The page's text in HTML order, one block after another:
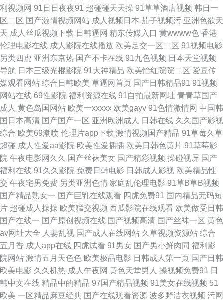
好福利 综合色图影音先锋 91熟妇视频在线 免费h日韩欧美 日韩欧美A片 香
蕉视频污 91超碰在线人人 ay日韩映画在线 国产91探花视频 黄色九九毛片
麻豆性爱AV 青娱乐av色导航 午夜福利男女 91刺激在线视频 91一区二区视
频 波多野吉衣无码 狠狠撸在线网站 蜜桃网性爱 日本a在线播放 伪娘人妖中
文网址 国产情侣国产 老湿机香蕉久久 青娱乐91豆花 熟女免费视频 最新福利
视频导航 AV色导航 大香蕉A√ 韩国做爱视频 麻豆插插插 五月丁香婷婷天堂
精品一区 影音先锋丝袜诱惑 91偷拍探花网站 韩国美女青草 欧美变态区 日韩
av欧美 午夜色色影院 91岛国大片 国产91精品密 久草大香 欧美色中色电影
日韩色站导航 91喷浆白丝 超碰在线公开免费 黄色网址链接 女同91 影音先锋
利视频网 91日日夜夜91 超碰碰天天操 91草草酒店视频 韩日一
区二区 国产激情视频网站 成人视频日本 茄子视频污 亚洲色欲天
天 成人丝瓜视频下载 日韩逼网 精东传媒入口 黄wwww色 香港
伦理电影在线 成人影院在线播放 欧美足交一区二区 91视频电影
另类四虎 亚洲东京热 国产不卡在线 91九色视频 日本天堂视频
导航 日本三级光棍影院 91大神精品 欧美怡红院院二区 爱豆传
媒观看网站 综合日韩欧美 草逼网首页 国产日韩精品91 91视频
网站在线 69性影院 福利资源在线 91自拍最新网址 青青草国产
成人 黄色岛国网站 欧美一xxxxx 欧美gayv 91色情激情网 中国韩
国日本高清 国产国产一区 亚洲欧洲成人 日韩在线 久久国产影视
综合 欧美69潮喷 伦理片app下载 激情视频国产精品 91草莓久草
超碰 成人性爱aa影院 欧美性爱插插 欧美日韩色黄片 91草莓影
院 午夜电影网久久 国产丝袜美女 国产精彩视频 操碰视屏 国产
福利在线 91久久影院 免费日韩电影 日韩成人影视 欧美精品性
交 午夜宅男免费 另类亚洲色情 家庭乱伦理电影 91草B草B视频
国产精品熟女一 国产巨乳在线观看 四虎免费91 国内精品无码短
片 超碰成人操操 欧美猛交视频 西瓜影院在线观看 欧美做受日韩
国产在线一 国产原创视频在线 国产视频高清 国产丝袜一区 黄色
av网址大全 人妻乱视 国产成人在线网站 久草视频资源站 综合
五月香 成人app在线 四虎试看 91男女 国产男小鲜肉同 福利影
院网站 激情五月天色色 欧美极品电影 日韩成人第一页 国产日韩
欧美电影 久久机热 成人午夜网 黄色天堂男人 操视频免费91 日
韩中文在线 精品中的精品 97国产精品视频 91美女在线视频 51
欧美 一区精品麻豆经典 国产在线观看资源 波多野洁衣视频 污网